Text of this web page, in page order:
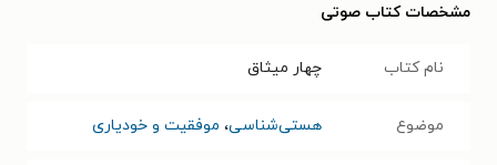
مشخصات کتاب صوتی
نام کتاب چهار میثاق
موضوع هستی‌شناسی، موفقیت و خودیاری